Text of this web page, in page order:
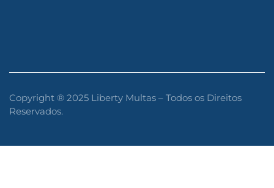
Copyright ® 2025 Liberty Multas – Todos os Direitos
Reservados.